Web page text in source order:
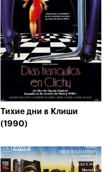
Тихие дни в Клиши
(1990)